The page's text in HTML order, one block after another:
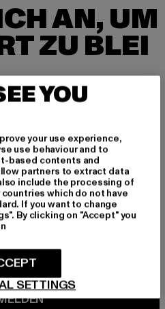
AN, UM
ZU BLEI
Newsletter an und
über aktuelle Tre
von DefShop p
du interessiert?
YOU
your use experience,
use behaviour and to
based contents and
partners to extract data
include the processing of
which do not have
If you want to change
By clicking on "Accept" you
SETTINGS